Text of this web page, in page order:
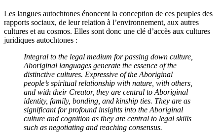
Les langues autochtones énoncent la conception de ces peuples des
rapports sociaux, de leur relation à l’environnement, aux autres
cultures et au cosmos. Elles sont donc une clé d’accès aux cultures
juridiques autochtones :
Integral to the legal medium for passing down culture,
Aboriginal languages generate the essence of the
distinctive cultures. Expressive of the Aboriginal
people’s spiritual relationship with nature, with others,
and with their Creator, they are central to Aboriginal
identity, family, bonding, and kinship ties. They are as
significant for profound insights into the Aboriginal
culture and cognition as they are central to legal skills
such as negotiating and reaching consensus.